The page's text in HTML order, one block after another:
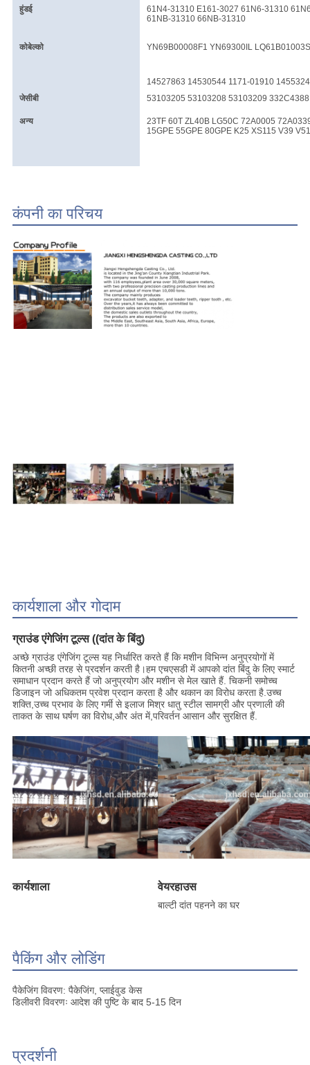
हुंडई
61N4-31310 E161-3027 61N6-31310
61NB-31310 66NB-31310
कोबेल्को YN69B00008F1 YN69300IL
14527863 14530544 1171-01910
जेसीबी
53103205 53103208 53103209
अन्य
23TF 60T ZL40B LG50C 72A0005
15GPE 55GPE 80GPE K25 XS115 V39
कंपनी का परिचय
कार्यशाला और गोदाम
ग्राउंड एंगेजिंग टूल्स ((दांत के बिंदु)
अच्छे ग्राउंड एंगेजिंग टूल्स यह निर्धारित करते हैं कि मशीन विभिन्न अनुप्रयोगों में
कितनी अच्छी तरह से प्रदर्शन करती है।हम एचएसडी में आपको दांत बिंदु के लिए स्मार्ट
समाधान प्रदान करते हैं जो अनुप्रयोग और मशीन से मेल खाते हैं. चिकनी समोच्च
डिजाइन जो अधिकतम प्रवेश प्रदान करता है और थकान का विरोध करता है.उच्च
शक्ति,उच्च प्रभाव के लिए गर्मी से इलाज मिश्र धातु स्टील सामग्री और प्रणाली की
ताकत के साथ घर्षण का विरोध,और अंत में,परिवर्तन आसान और सुरक्षित हैं.
कार्यशाला वेयरहाउस
बाल्टी दांत पहनने का घर
पैकिंग और लोडिंग
पैकेजिंग विवरण: पैकेजिंग, प्लाईवुड केस
डिलीवरी विवरणः आदेश की पुष्टि के बाद 5-15 दिन
प्रदर्शनी